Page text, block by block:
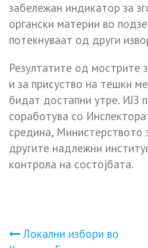
забележан индикатор за
органски материи во
потекнуваат од други
Резултатите од мострите
и за присуство на тешки
бидат достапни утре. ИЈЗ
соработува со
средина, Министерството
другите надлежни
контрола на состојбата.
Навигација
Локални избори во